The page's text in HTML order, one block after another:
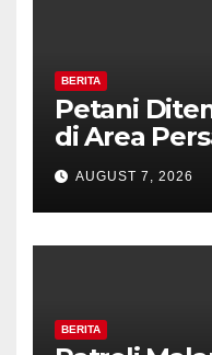
BERITA
Petani
di Area
Polisi
Tanda
AUGUST 7, 2026
BERITA